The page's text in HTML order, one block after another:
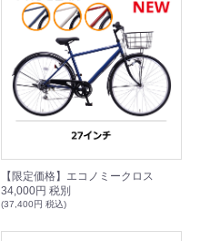
【限定価格】エコノミークロス
34,000円 税別
(37,400円 税込)